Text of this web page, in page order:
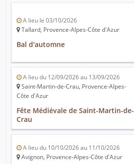
A lieu le 03/10/2026
Tallard, Provence-Alpes-Côte d'Azur
Bal d'automne
A lieu du 12/09/2026 au 13/09/2026
Saint-Martin-de-Crau, Provence-Alpes-
Côte d'Azur
Fête Médiévale de Saint-Martin-de-
Crau
A lieu du 10/10/2026 au 11/10/2026
Avignon, Provence-Alpes-Côte d'Azur